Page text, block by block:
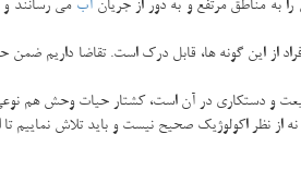
از این گونه ها، قابل درك است. تقاضا داریم
دستكاری در آن است، كشتار حیات وحش هم
نظر اكولوژیك صحیح نیست و باید تلاش نماییم